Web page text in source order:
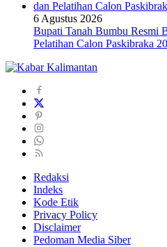
6 Agustus 2026
Bupati Tanah Bumbu Resmi
Pelatihan Calon Paskibraka
Redaksi
Indeks
Kode Etik
Privacy Policy
Disclaimer
Pedoman Media Siber